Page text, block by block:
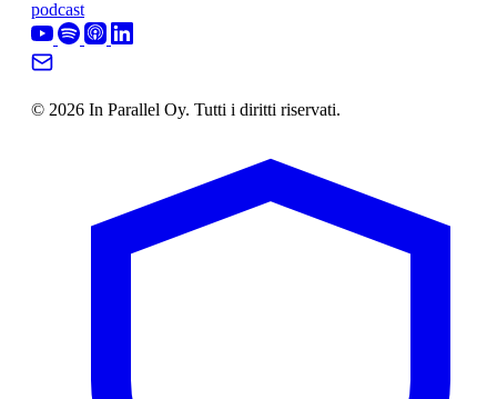
podcast
© 2026 In Parallel Oy. Tutti i diritti riservati.